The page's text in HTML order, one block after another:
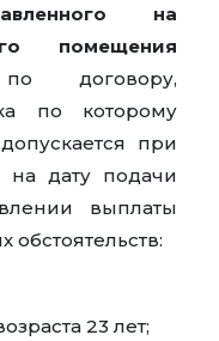
на
помещения
договору,
по которому
при
дату подачи
выплаты
23 лет;